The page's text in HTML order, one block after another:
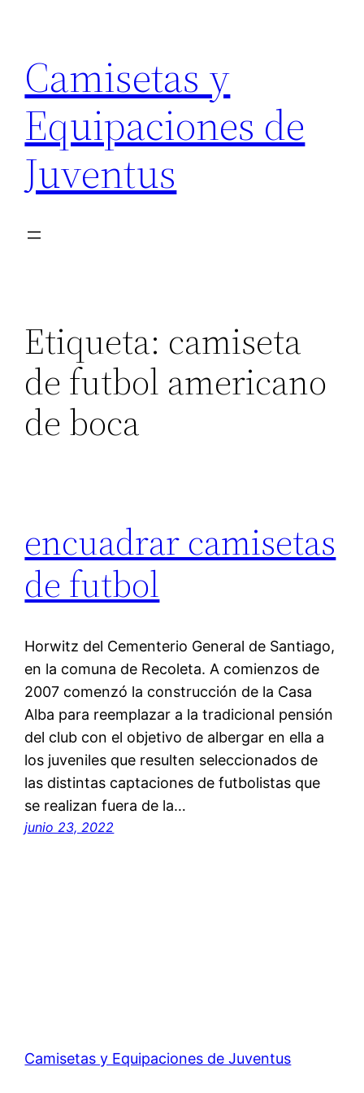
contenido
Camisetas y
Equipaciones de
Juventus
Etiqueta: camiseta
de futbol americano
de boca
encuadrar camisetas
de futbol
Horwitz del Cementerio General de Santiago,
en la comuna de Recoleta. A comienzos de
2007 comenzó la construcción de la Casa
Alba para reemplazar a la tradicional pensión
del club con el objetivo de albergar en ella a
los juveniles que resulten seleccionados de
las distintas captaciones de futbolistas que
se realizan fuera de la…
junio 23, 2022
Camisetas y Equipaciones de Juventus